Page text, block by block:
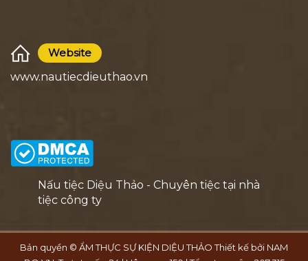
Website
www.nautiecdieuthao.vn
Nấu tiệc Diệu Thảo - Chuyên tiệc tại nhà
tiệc công ty
Bản quyền © ẨM THỰC SỰ KIỆN DIỆU THẢO Thiết kế bởi NAM